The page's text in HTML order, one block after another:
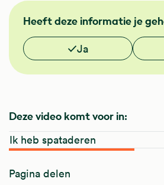
Heeft deze informatie je
Vond je deze informatie nuttig?
Ja
Deze video komt voor in:
Ik heb spataderen
Pagina delen